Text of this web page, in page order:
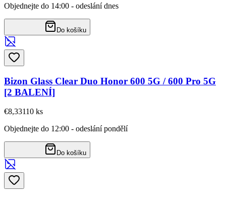
Objednejte do 14:00 - odeslání dnes
Do košíku
Bizon Glass Clear Duo Honor 600 5G / 600 Pro 5G
[2 BALENÍ]
€8,33110 ks
Objednejte do 12:00 - odeslání pondělí
Do košíku